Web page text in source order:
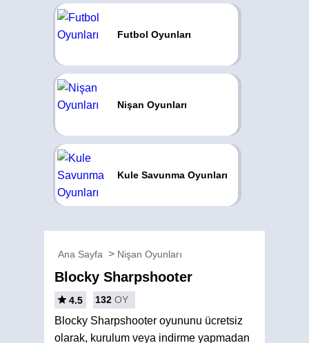
Futbol Oyunları
Nişan Oyunları
Kule Savunma Oyunları
Ana Sayfa Nişan Oyunları
Blocky Sharpshooter
4.5 132 OY
Blocky Sharpshooter oyununu ücretsiz
olarak, kurulum veya indirme yapmadan